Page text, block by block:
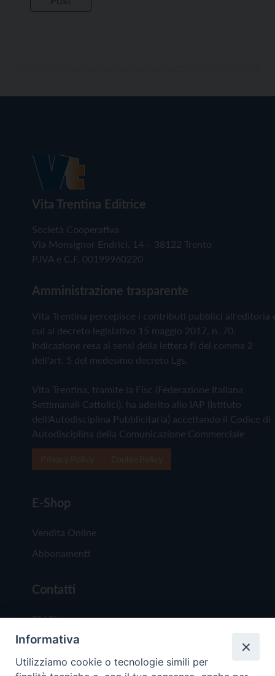
Vita Trentina Editrice
Società Cooperativa
Via Monsignor Endrici, 14 – 38122 Trento
P.IVA e C.F. 00199960220
Amministrazione trasparente
Vita Trentina percepisce i contributi pubblici all'editoria
cui al decreto legislativo 15 maggio 2017, n. 70.
Indicazione resa ai sensi della lettera f) del comma 2
dell'art. 5 del medesimo decreto Lgs.
Vita Trentina, tramite la Fisc (Federazione Italiana
Settimanali Cattolici), ha aderito allo IAP (Istituto
dell'Autodisciplina Pubblicitaria) accettando il Codice di
Autodisciplina della Comunicazione Commerciale
E-Shop
Vendita Online
Abbonamenti
Contatti
Chi Siamo
Redazione
Scrivici
Informativa
Utilizziamo cookie o tecnologie simili per